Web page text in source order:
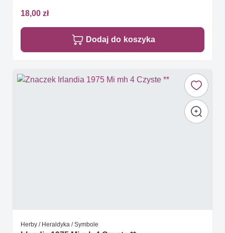
18,00 zł
Dodaj do koszyka
Herby / Heraldyka / Symbole